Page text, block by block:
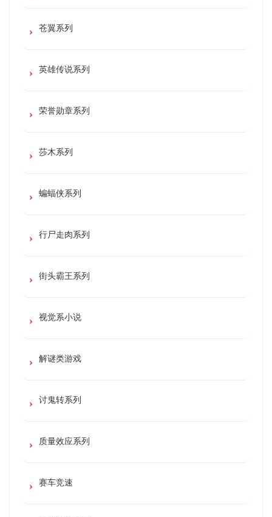
苍翼系列
英雄传说系列
荣誉勋章系列
莎木系列
蝙蝠侠系列
行尸走肉系列
街头霸王系列
视觉系小说
解谜类游戏
讨鬼转系列
质量效应系列
赛车竞速